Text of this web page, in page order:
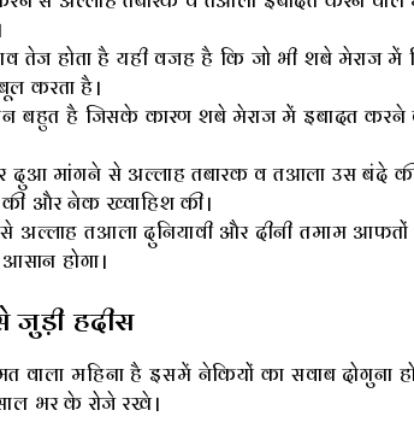
तेज होता है यही वजह है कि जो भी शबे मेराज में
करता है।
बहुत है जिसके कारण शबे मेराज में इबादत करने
मांगने से अल्लाह तबारक व तआला उस बंदे की
और नेक ख्वाहिश की।
अल्लाह तआला दुनियावी और दीनी तमाम
होगा।
हदीस
महिना है इसमें नेकियों का सवाब दोगुना
भर के रोजे रखे।